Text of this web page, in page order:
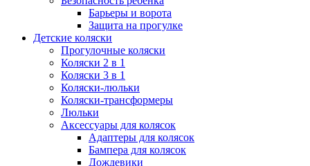
Барьеры и ворота
Защита на прогулке
Детские коляски
Прогулочные коляски
Коляски 2 в 1
Коляски 3 в 1
Коляски-люльки
Коляски-трансформеры
Люльки
Аксессуары для колясок
Адаптеры для колясок
Бампера для колясок
Дождевики